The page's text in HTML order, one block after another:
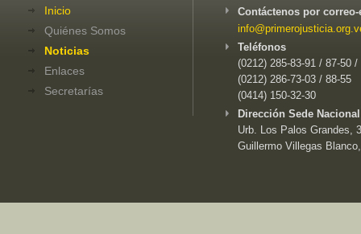
Inicio
Quiénes Somos
Noticias
Enlaces
Secretarías
Contáctenos por
Teléfonos
(0212) 285-83-91 / 87-50 /
(0212) 286-73-03 / 88-55
(0414) 150-32-30
Dirección Sede
Urb. Los Palos Grandes,
Guillermo Villegas